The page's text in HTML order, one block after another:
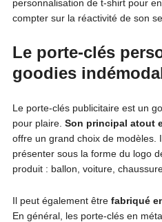
personnalisation de t-shirt pour
compter sur la réactivité de son
Le porte-clés
goodies
Le porte-clés publicitaire est un
pour plaire. Son principal atout
offre un grand choix de modèles.
présenter sous la forme du logo
produit : ballon, voiture,
Il peut également être fabriqué
En général, les porte-clés en